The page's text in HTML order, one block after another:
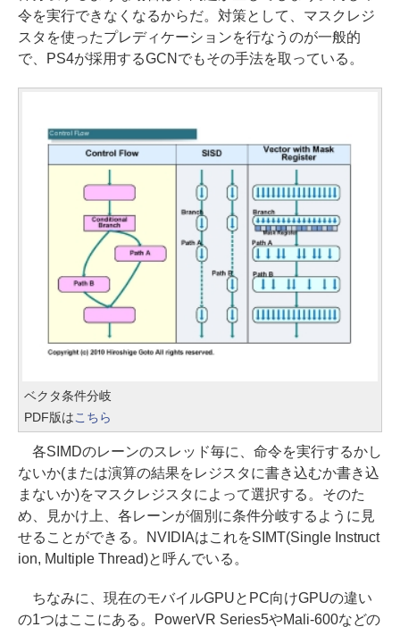
令を実行できなくなるからだ。対策として、マスクレジ
スタを使ったプレディケーションを行なうのが一般的
で、PS4が採用するGCNでもその手法を取っている。
ベクタ条件分岐
PDF版はこちら
各SIMDのレーンのスレッド毎に、命令を実行するかし
ないか(または演算の結果をレジスタに書き込むか書き込
まないか)をマスクレジスタによって選択する。そのた
め、見かけ上、各レーンが個別に条件分岐するように見
せることができる。NVIDIAはこれをSIMT(Single Instruct
ion, Multiple Thread)と呼んでいる。
ちなみに、現在のモバイルGPUとPC向けGPUの違い
の1つはここにある。PowerVR Series5やMali-600などの